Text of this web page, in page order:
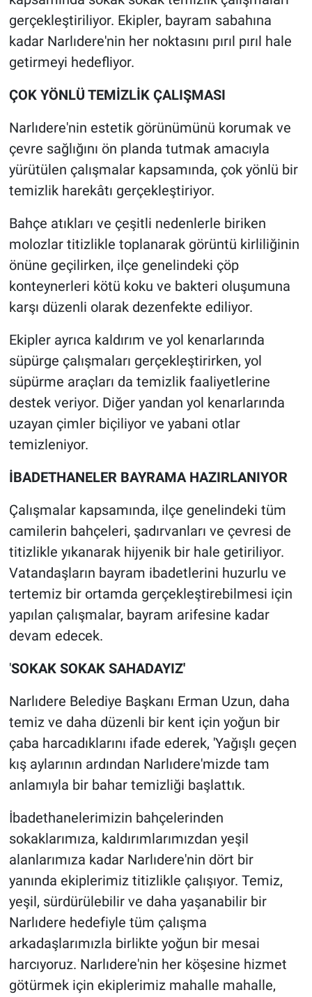
gerçekleştiriliyor. Ekipler, bayram sabahına
kadar Narlıdere'nin her noktasını pırıl pırıl hale
getirmeyi hedefliyor.
ÇOK YÖNLÜ TEMİZLİK ÇALIŞMASI
Narlıdere'nin estetik görünümünü korumak ve
çevre sağlığını ön planda tutmak amacıyla
yürütülen çalışmalar kapsamında, çok yönlü bir
temizlik harekâtı gerçekleştiriyor.
Bahçe atıkları ve çeşitli nedenlerle biriken
molozlar titizlikle toplanarak görüntü kirliliğinin
önüne geçilirken, ilçe genelindeki çöp
konteynerleri kötü koku ve bakteri oluşumuna
karşı düzenli olarak dezenfekte ediliyor.
Ekipler ayrıca kaldırım ve yol kenarlarında
süpürge çalışmaları gerçekleştirirken, yol
süpürme araçları da temizlik faaliyetlerine
destek veriyor. Diğer yandan yol kenarlarında
uzayan çimler biçiliyor ve yabani otlar
temizleniyor.
İBADETHANELER BAYRAMA HAZIRLANIYOR
Çalışmalar kapsamında, ilçe genelindeki tüm
camilerin bahçeleri, şadırvanları ve çevresi de
titizlikle yıkanarak hijyenik bir hale getiriliyor.
Vatandaşların bayram ibadetlerini huzurlu ve
tertemiz bir ortamda gerçekleştirebilmesi için
yapılan çalışmalar, bayram arifesine kadar
devam edecek.
'SOKAK SOKAK SAHADAYIZ'
Narlıdere Belediye Başkanı Erman Uzun, daha
temiz ve daha düzenli bir kent için yoğun bir
çaba harcadıklarını ifade ederek, 'Yağışlı geçen
kış aylarının ardından Narlıdere'mizde tam
anlamıyla bir bahar temizliği başlattık.
İbadethanelerimizin bahçelerinden
sokaklarımıza, kaldırımlarımızdan yeşil
alanlarımıza kadar Narlıdere'nin dört bir
yanında ekiplerimiz titizlikle çalışıyor. Temiz,
yeşil, sürdürülebilir ve daha yaşanabilir bir
Narlıdere hedefiyle tüm çalışma
arkadaşlarımızla birlikte yoğun bir mesai
harcıyoruz. Narlıdere'nin her köşesine hizmet
götürmek için ekiplerimiz mahalle mahalle,